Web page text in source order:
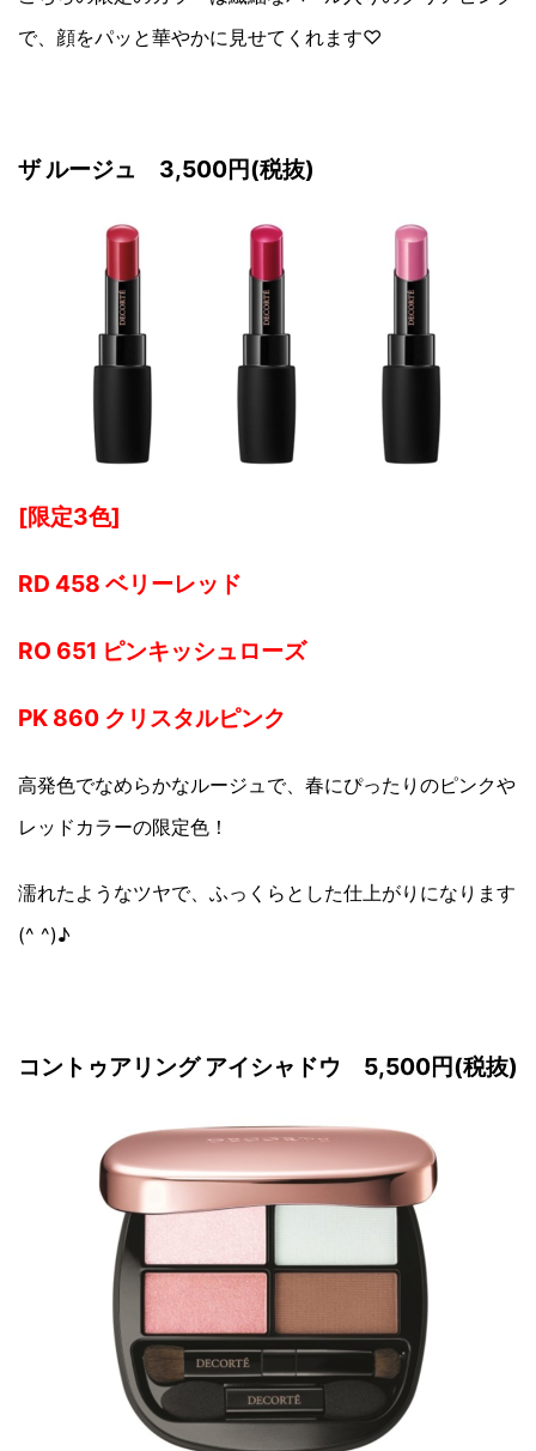
で、顔をパッと華やかに見せてくれます♡
ザ ルージュ 3,500円(税抜)
[限定3色]
RD 458 ベリーレッド
RO 651 ピンキッシュローズ
PK 860 クリスタルピンク
高発色でなめらかなルージュで、春にぴったりのピンクや
レッドカラーの限定色！
濡れたようなツヤで、ふっくらとした仕上がりになります
(^ ^)♪
コントゥアリング アイシャドウ 5,500円(税抜)